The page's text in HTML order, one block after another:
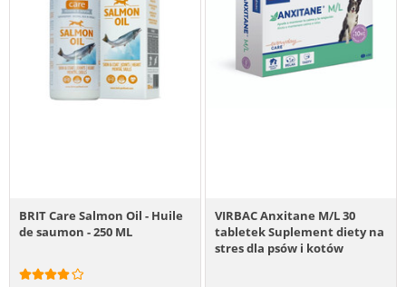
BRIT Care Salmon Oil - Huile
de saumon - 250 ML
VIRBAC Anxitane M/L 30
tabletek Suplement diety na
stres dla psów i kotów